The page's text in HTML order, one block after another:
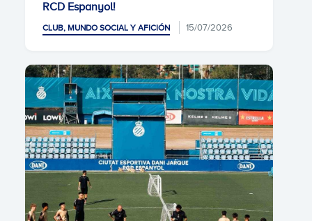
RCD Espanyol!
CLUB, MUNDO SOCIAL Y AFICIÓN 15/07/2026